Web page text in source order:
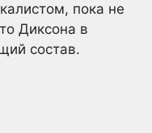
пока не
Диксона в
состав.